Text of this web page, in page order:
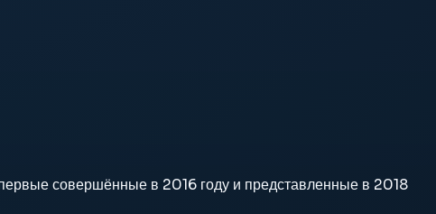
совершённые в 2016 году и представленные в 2018